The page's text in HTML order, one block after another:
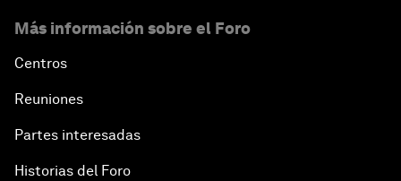
Más información sobre el Foro
Centros
Reuniones
Partes interesadas
Historias del Foro